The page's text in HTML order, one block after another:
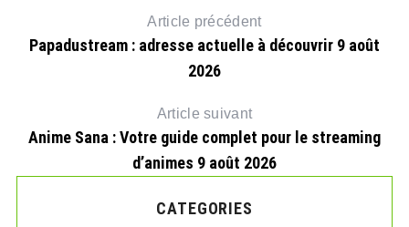
Article précédent
Papadustream : adresse actuelle à découvrir 9 août
2026
Article suivant
Anime Sana : Votre guide complet pour le streaming
d’animes 9 août 2026
CATEGORIES